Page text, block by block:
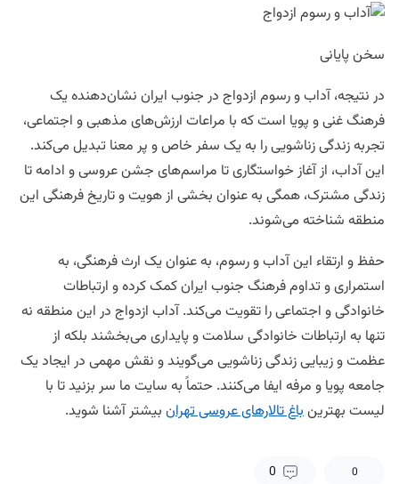
سخن پایانی
در نتیجه، آداب و رسوم ازدواج در جنوب ایران نشان‌دهنده یک
فرهنگ غنی و پویا است که با مراعات ارزش‌های مذهبی و اجتماعی،
تجربه زندگی زناشویی را به یک سفر خاص و پر معنا تبدیل می‌کند.
این آداب، از آغاز خواستگاری تا مراسم‌های جشن عروسی و ادامه تا
زندگی مشترک، همگی به عنوان بخشی از هویت و تاریخ فرهنگی این
منطقه شناخته می‌شوند.
حفظ و ارتقاء این آداب و رسوم، به عنوان یک ارث فرهنگی، به
استمراری و تداوم فرهنگ جنوب ایران کمک کرده و ارتباطات
خانوادگی و اجتماعی را تقویت می‌کند. آداب ازدواج در این منطقه نه
تنها به ارتباطات خانوادگی سلامت و پایداری می‌بخشند بلکه از
عظمت و زیبایی زندگی زناشویی می‌گویند و نقش مهمی در ایجاد یک
جامعه پویا و مرفه ایفا می‌کنند. حتماً به سایت ما سر بزنید تا با
لیست بهترینباغ تالارهای عروسی تهران بیشتر آشنا شوید.
0
0